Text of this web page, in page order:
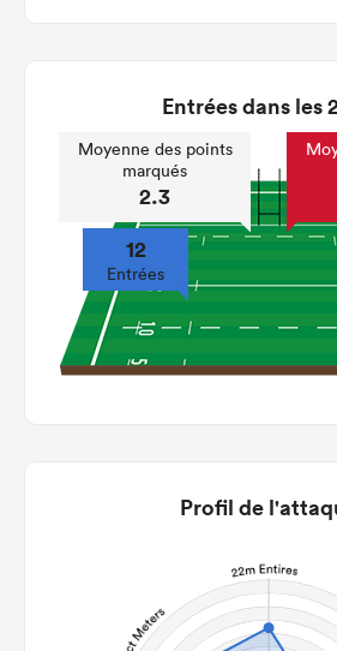
Entrées dans les
Moyenne des points
marqués
2.3
12
Entrées
Profil de